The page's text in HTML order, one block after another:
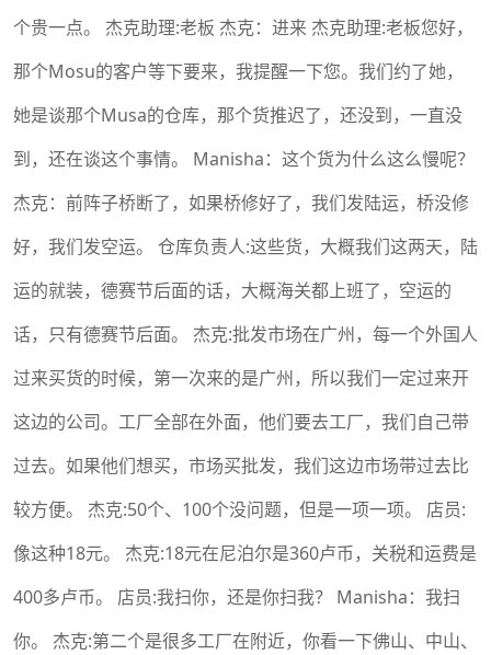
个贵一点。 杰克助理:老板 杰克：进来 杰克助理:老板您好，
那个Mosu的客户等下要来，我提醒一下您。我们约了她，
她是谈那个Musa的仓库，那个货推迟了，还没到，一直没
到，还在谈这个事情。 Manisha：这个货为什么这么慢呢？
杰克：前阵子桥断了，如果桥修好了，我们发陆运，桥没修
好，我们发空运。 仓库负责人:这些货，大概我们这两天，陆
运的就装，德赛节后面的话，大概海关都上班了，空运的
话，只有德赛节后面。 杰克:批发市场在广州，每一个外国人
过来买货的时候，第一次来的是广州，所以我们一定过来开
这边的公司。工厂全部在外面，他们要去工厂，我们自己带
过去。如果他们想买，市场买批发，我们这边市场带过去比
较方便。 杰克:50个、100个没问题，但是一项一项。 店员:
像这种18元。 杰克:18元在尼泊尔是360卢币，关税和运费是
400多卢币。 店员:我扫你，还是你扫我？ Manisha：我扫
你。 杰克:第二个是很多工厂在附近，你看一下佛山、中山、